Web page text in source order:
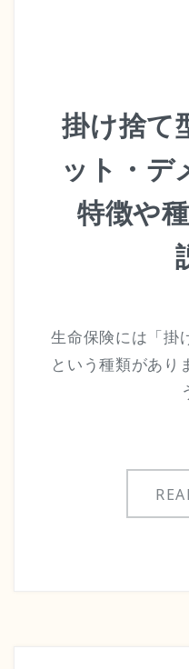
掛け捨て
ット・デ
特徴や
生命保険には「掛
という種類があり